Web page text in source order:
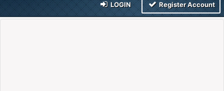
LOGIN Register Account